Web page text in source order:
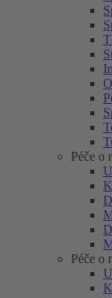
Péče o
Péče o